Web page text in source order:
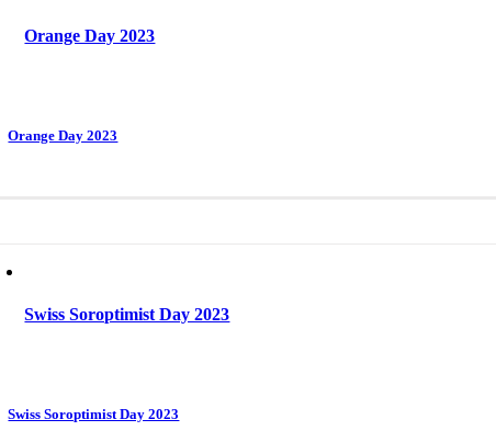
Orange Day 2023
Orange Day 2023
Swiss Soroptimist Day 2023
Swiss Soroptimist Day 2023